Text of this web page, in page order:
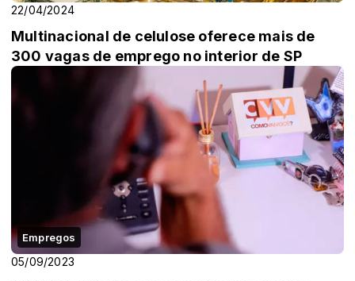
22/04/2024
Multinacional de celulose oferece mais de
300 vagas de emprego no interior de SP
Empregos
05/09/2023